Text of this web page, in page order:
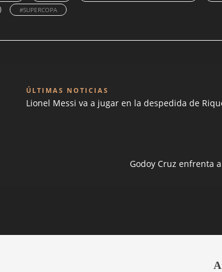
#SUPERCOPA
ÚLTIMAS NOTICIAS
Lionel Messi va a jugar en la despedida de
Godoy Cruz enfrenta